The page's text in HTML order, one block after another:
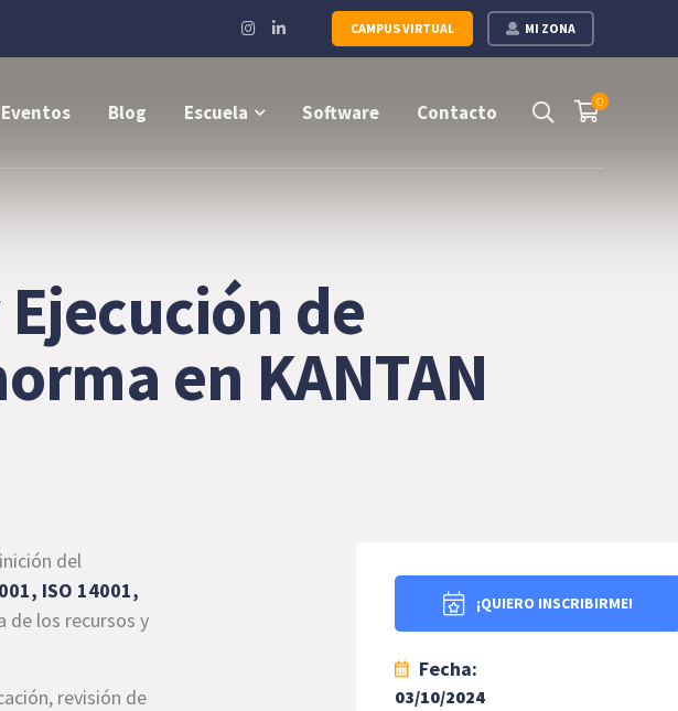
MI ZONA
CAMPUS VIRTUAL
Instagram
Profile
LinkedIn
Profile
0
Eventos Blog Escuela Software Contacto
de
en KANTAN
¡QUIERO INSCRIBIRME!
Fecha:
03/10/2024
del
ISO 14001,
de los recursos y
revisión de